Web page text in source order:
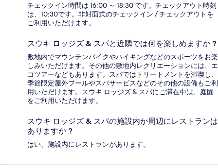
チェックイン時間は 16:00 ～ 18:30 です。チェックアウト時刻
は、10:30です。非対面式のチェックイン / チェックアウトを
ご利用いただけます。
スウキ ロッジズ & スパと近隣では何を楽しめますか ?
敷地内でマウンテンバイクやハイキングなどのスポーツをお楽
しみいただけます。その他の敷地内レクリエーションには、エ
コツアーなどもあります。スパではトリートメントを満喫し、
季節限定屋外プールやスパサービスなどのその他の設備もご利
用いただけます。スウキ ロッジズ & スパにご滞在中は、庭園
をご利用いただけます。
スウキ ロッジズ & スパの施設内か周辺にレストランは
ありますか ?
はい、施設内にレストランがあります。